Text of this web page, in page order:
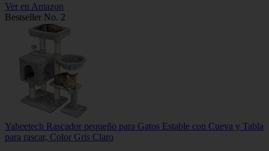
Ver en Amazon
Bestseller No. 2
Yaheetech Rascador pequeño para Gatos Estable con Cueva y Tabla
para rascar, Color Gris Claro